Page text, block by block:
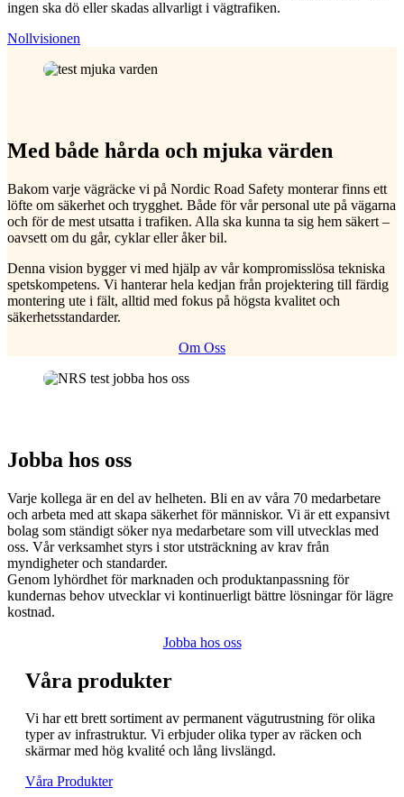
ingen ska dö eller skadas allvarligt i vägtrafiken.
Nollvisionen
Med både hårda och mjuka värden
Bakom varje vägräcke vi på Nordic Road Safety monterar finns ett
löfte om säkerhet och trygghet. Både för vår personal ute på vägarna
och för de mest utsatta i trafiken. Alla ska kunna ta sig hem säkert –
oavsett om du går, cyklar eller åker bil.
Denna vision bygger vi med hjälp av vår kompromisslösa tekniska
spetskompetens. Vi hanterar hela kedjan från projektering till färdig
montering ute i fält, alltid med fokus på högsta kvalitet och
säkerhetsstandarder.
Om Oss
Jobba hos oss
Varje kollega är en del av helheten. Bli en av våra 70 medarbetare
och arbeta med att skapa säkerhet för människor. Vi är ett expansivt
bolag som ständigt söker nya medarbetare som vill utvecklas med
oss. Vår verksamhet styrs i stor utsträckning av krav från
myndigheter och standarder.
Genom lyhördhet för marknaden och produktanpassning för
kundernas behov utvecklar vi kontinuerligt bättre lösningar för lägre
kostnad.
Jobba hos oss
Våra produkter
Vi har ett brett sortiment av permanent vägutrustning för olika
typer av infrastruktur. Vi erbjuder olika typer av räcken och
skärmar med hög kvalité och lång livslängd.
Våra Produkter